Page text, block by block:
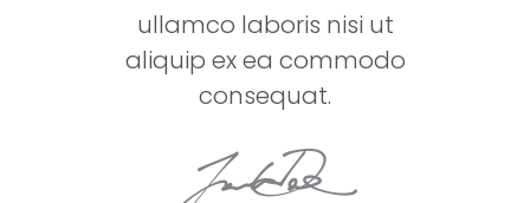
ullamco laboris nisi ut
aliquip ex ea commodo
consequat.